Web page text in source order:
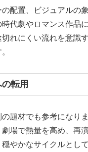
配置、ビジュアルの
代劇やロマンス作品
れにくい流れを意識
転用
題材でも参考になり
場で熱量を高め、再
やかなサイクルとして